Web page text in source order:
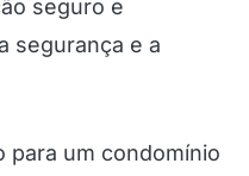
seguro e
segurança e a
para um condomínio